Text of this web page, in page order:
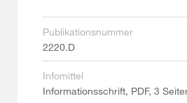
Publikationsnummer
2220.D
Infomittel
Informationsschrift, PDF, 3